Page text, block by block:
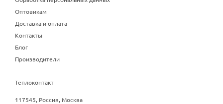
Оптовикам
Доставка и оплата
Контакты
Блог
Производители
Теплоконтакт
117545, Россия, Москва